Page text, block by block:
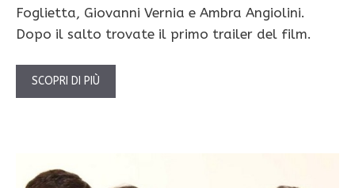
Foglietta, Giovanni Vernia e Ambra Angiolini.
Dopo il salto trovate il primo trailer del film.
SCOPRI DI PIÙ